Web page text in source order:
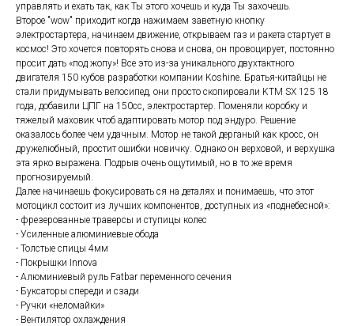
управлять и ехать так, как Ты этого хочешь и куда Ты захочешь.
Второе "wow" приходит когда нажимаем заветную кнопку
электростартера, начинаем движение, открываем газ и ракета стартует в
космос! Это хочется повторять снова и снова, он провоцирует, постоянно
просит дать «под жопу»! Все это из-за уникального двухтактного
двигателя 150 кубов разработки компании Koshine. Братья-китайцы не
стали придумывать велосипед, они просто скопировали KTM SX 125 18
года, добавили ЦПГ на 150сс, электростартер. Поменяли коробку и
тяжелый маховик чтоб адаптировать мотор под эндуро. Решение
оказалось более чем удачным. Мотор не такой дерганый как кросс, он
дружелюбный, простит ошибки новичку. Однако он верховой, и верхушка
эта ярко выражена. Подрыв очень ощутимый, но в то же время
прогнозируемый.
Далее начинаешь фокусировать ся на деталях и понимаешь, что этот
мотоцикл состоит из лучших компонентов, доступных из «поднебесной»:
- фрезерованные траверсы и ступицы колес
- Усиленные алюминиевые обода
- Толстые спицы 4мм
- Покрышки Innova
- Алюминиевый руль Fatbar переменного сечения
- Буксаторы спереди и сзади
- Ручки «неломайки»
- Вентилятор охлаждения